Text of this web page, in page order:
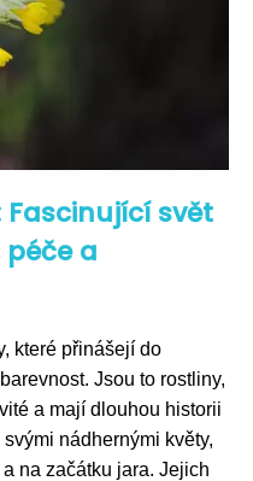
svět
a
které přinášejí do
Jsou to rostliny,
a mají dlouhou historii
nádhernými květy,
na začátku jara. Jejich